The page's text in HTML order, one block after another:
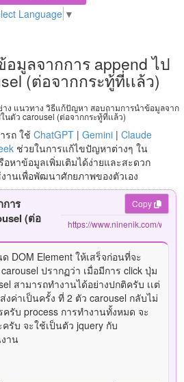
Language ▼
มูลจากการ append ไป
(ต่อจากกระทู้ที่เเล้ว)
ง แนวทาง วิธีแก้ปัญหา สอบถามการนำข้อมูลจาก
นตัว carousel (ต่อจากกระทู้ที่เเล้ว)
รถ ใช้ ChatGPT| Gemini| Claude
ช่วยในการแก้ไขปัญหาต่างๆ ใน
หาข้อมูลเพิ่มเติมได้ง่ายและสะดวก
านเพื่อพัฒนาศักยภาพของตัวเอง
าร
(ต่อ
Copy
ด DOM Element ให้เสร็จก่อนที่จะ
ปรากฏว่า เมื่อมีการ click ปุ่ม
สามารถทำงานได้อย่างปกติครับ เเต่
งค่าเป็นครั้ง ที่ 2 ตัว carousel กลับไม่
ครับ process การทำงานทั้งหมด จะ
รับ จะใช้เป็นตัว jquery กับ
าน